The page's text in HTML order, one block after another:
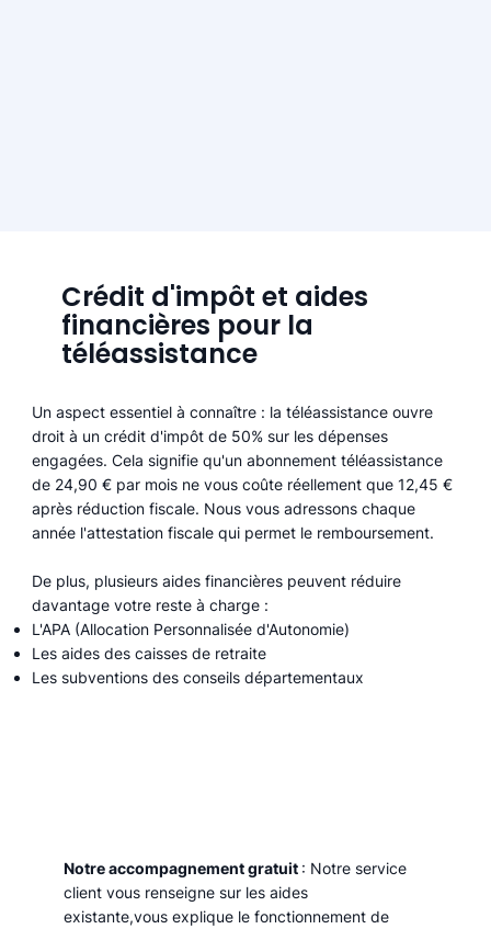
Crédit d'impôt et aides
financières pour la
téléassistance
Un aspect essentiel à connaître : la téléassistance ouvre
droit à un crédit d'impôt de 50% sur les dépenses
engagées. Cela signifie qu'un abonnement téléassistance
de 24,90 € par mois ne vous coûte réellement que 12,45 €
après réduction fiscale. Nous vous adressons chaque
année l'attestation fiscale qui permet le remboursement.
De plus, plusieurs aides financières peuvent réduire
davantage votre reste à charge :
L'APA (Allocation Personnalisée d'Autonomie)
Les aides des caisses de retraite
Les subventions des conseils départementaux
Notre accompagnement gratuit : Notre service
client vous renseigne sur les aides
existante,vous explique le fonctionnement de